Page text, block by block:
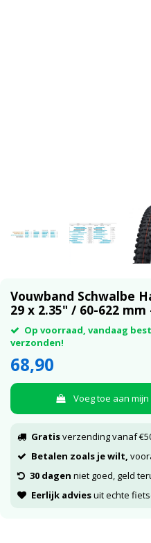
Vouwband Schwalbe
29 x 2.35" / 60-622
Op voorraad, vandaag
verzonden!
68,90
Voeg toe aan
Gratisverzending vanaf
Betalen zoals je wilt,
30 dagen niet goed, geld
Eerlijk adviesuit echte